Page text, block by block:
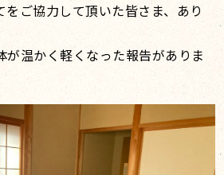
ご協力して頂いた皆さま、あり
が温かく軽くなった報告がありま